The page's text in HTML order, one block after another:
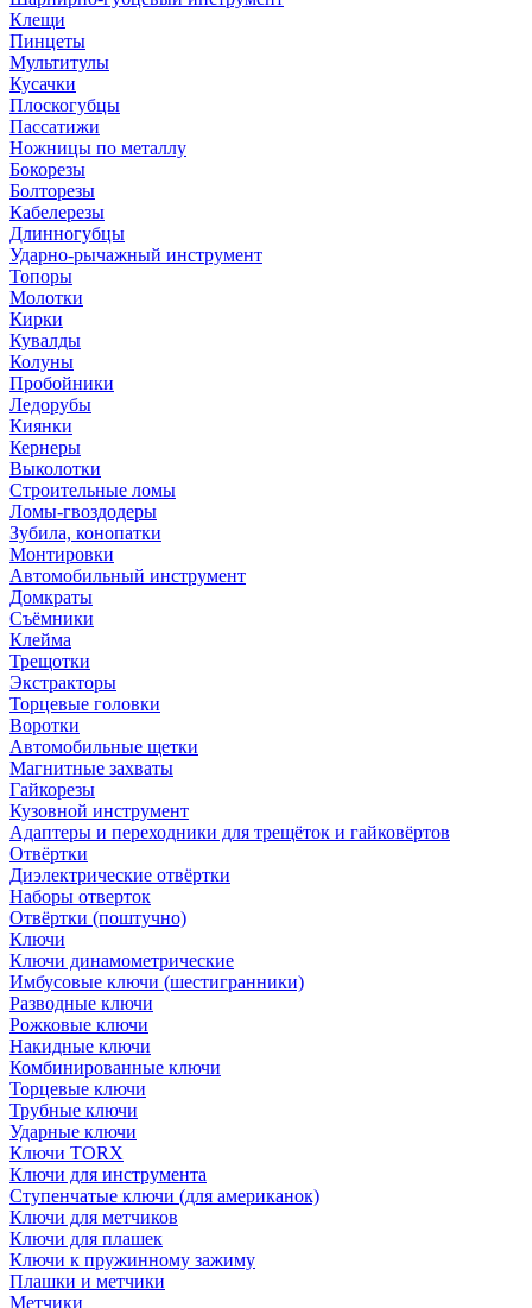
Клещи
Пинцеты
Мультитулы
Кусачки
Плоскогубцы
Пассатижи
Ножницы по металлу
Бокорезы
Болторезы
Кабелерезы
Длинногубцы
Ударно-рычажный инструмент
Топоры
Молотки
Кирки
Кувалды
Колуны
Пробойники
Ледорубы
Киянки
Кернеры
Выколотки
Строительные ломы
Ломы-гвоздодеры
Зубила, конопатки
Монтировки
Автомобильный инструмент
Домкраты
Съёмники
Клейма
Трещотки
Экстракторы
Торцевые головки
Воротки
Автомобильные щетки
Магнитные захваты
Гайкорезы
Кузовной инструмент
Адаптеры и переходники для трещёток и гайковёртов
Отвёртки
Диэлектрические отвёртки
Наборы отверток
Отвёртки (поштучно)
Ключи
Ключи динамометрические
Имбусовые ключи (шестигранники)
Разводные ключи
Рожковые ключи
Накидные ключи
Комбинированные ключи
Торцевые ключи
Трубные ключи
Ударные ключи
Ключи TORX
Ключи для инструмента
Ступенчатые ключи (для американок)
Ключи для метчиков
Ключи для плашек
Ключи к пружинному зажиму
Плашки и метчики
Метчики